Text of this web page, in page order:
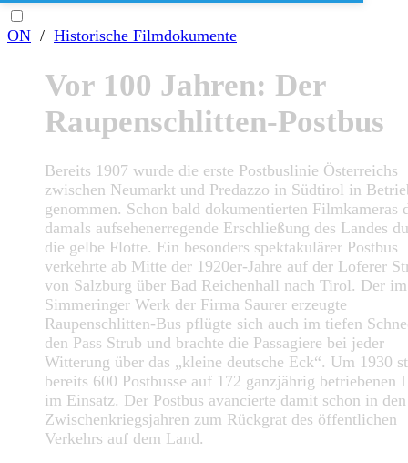
ON / Historische Filmdokumente
Vor 100 Jahren: Der
Raupenschlitten-Postbus
Bereits 1907 wurde die erste Postbuslinie Österreichs
zwischen Neumarkt und Predazzo in Südtirol in
genommen. Schon bald dokumentierten Filmkameras
damals aufsehenerregende Erschließung des Landes
die gelbe Flotte. Ein besonders spektakulärer Postbus
verkehrte ab Mitte der 1920er-Jahre auf der Loferer
von Salzburg über Bad Reichenhall nach Tirol. Der im
Simmeringer Werk der Firma Saurer erzeugte
Raupenschlitten-Bus pflügte sich auch im tiefen
den Pass Strub und brachte die Passagiere bei jeder
Witterung über das „kleine deutsche Eck“. Um 1930
bereits 600 Postbusse auf 172 ganzjährig betriebenen
im Einsatz. Der Postbus avancierte damit schon in den
Zwischenkriegsjahren zum Rückgrat des öffentlichen
Verkehrs auf dem Land.